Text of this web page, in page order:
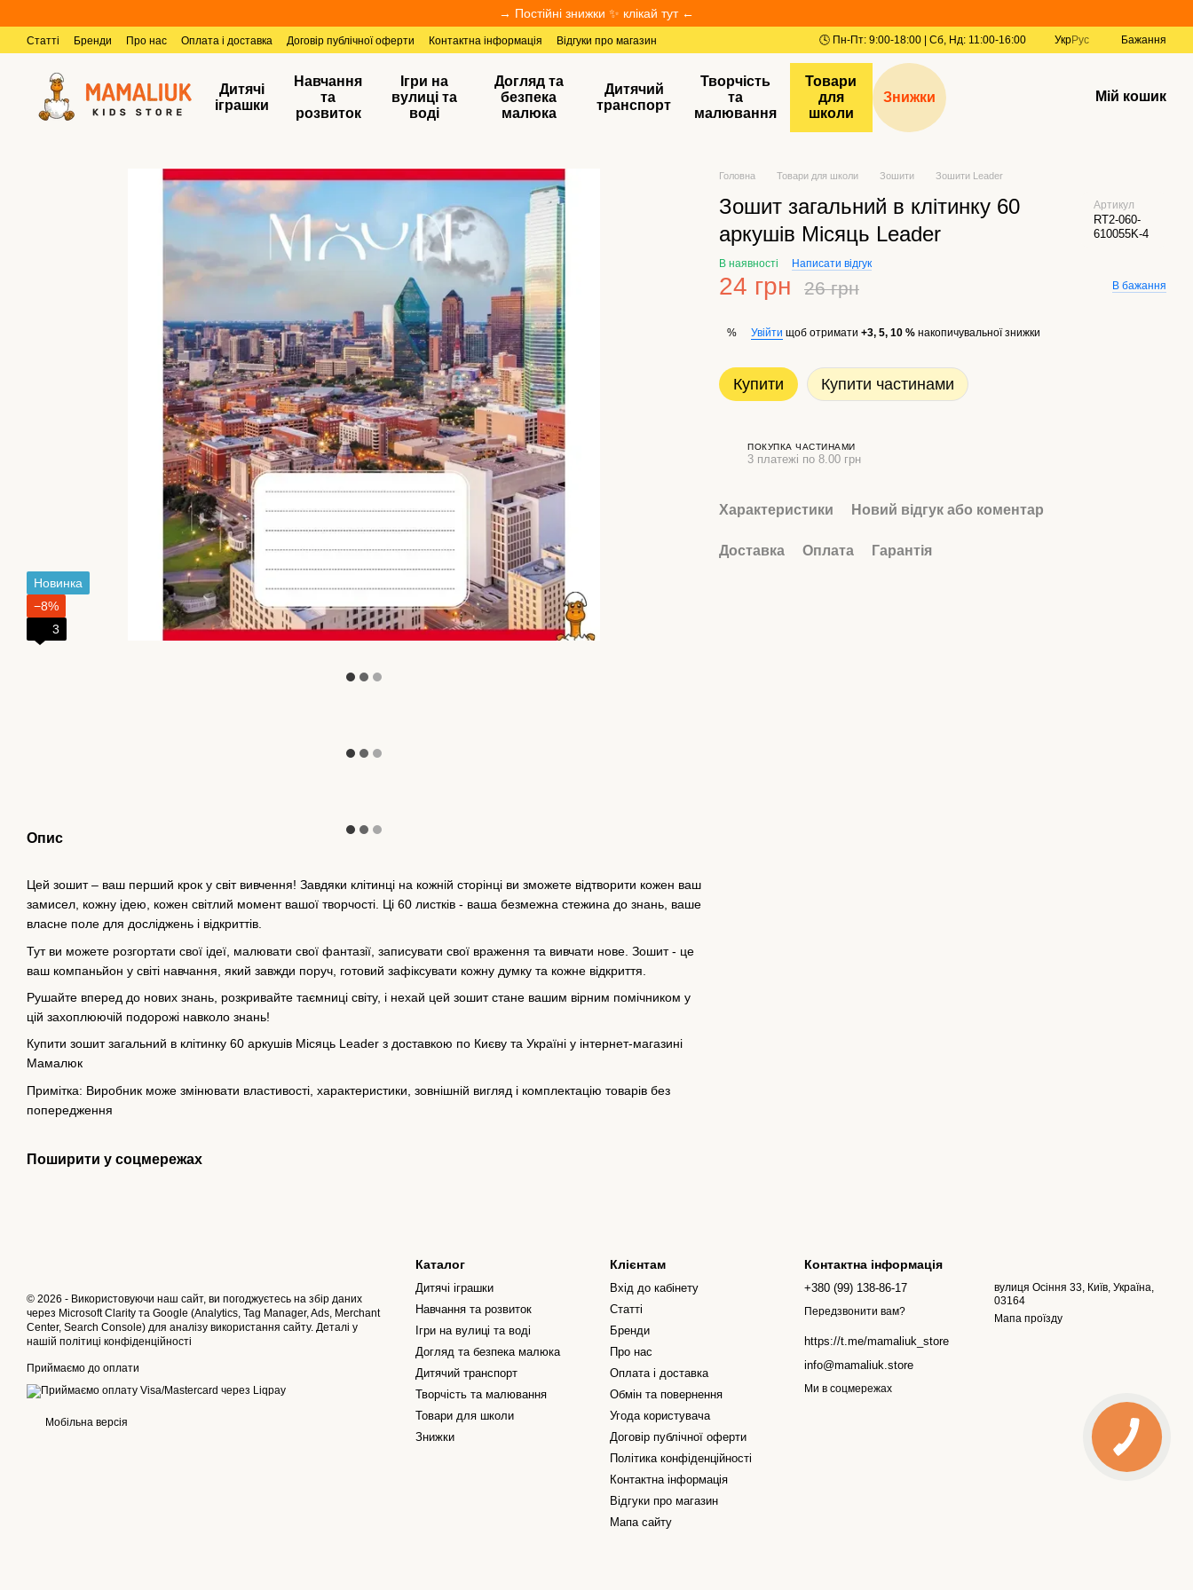
→ Постійні знижки ✨ клікай тут ←
Статті Бренди Про нас Оплата і доставка Договір публічної оферти Контактна інформація Відгуки про магазин УкрРус Бажання
Дитячі
іграшки
Навчання
та
розвиток
Ігри на
вулиці та
воді
Догляд та
безпека
малюка
Дитячий
транспорт
Творчість
та
малювання
Товари
для
школи
Знижки Мій кошик
Новинка
−8%
3
Опис
Цей зошит – ваш перший крок у світ вивчення! Завдяки клітинці на кожній сторінці ви зможете відтворити кожен ваш
замисел, кожну ідею, кожен світлий момент вашої творчості. Ці 60 листків - ваша безмежна стежина до знань, ваше
власне поле для досліджень і відкриттів.
Тут ви можете розгортати свої ідеї, малювати свої фантазії, записувати свої враження та вивчати нове. Зошит - це
ваш компаньйон у світі навчання, який завжди поруч, готовий зафіксувати кожну думку та кожне відкриття.
Рушайте вперед до нових знань, розкривайте таємниці світу, і нехай цей зошит стане вашим вірним помічником у
цій захоплюючій подорожі навколо знань!
Купити зошит загальний в клітинку 60 аркушів Місяць Leader з доставкою по Києву та Україні у інтернет-магазині
Мамалюк
Примітка: Виробник може змінювати властивості, характеристики, зовнішній вигляд і комплектацію товарів без
попередження
Поширити у соцмережах
Головна Товари для школи Зошити Зошити Leader
Зошит загальний в клітинку 60
аркушів Місяць Leader
Артикул
RT2-060-
610055K-4
В наявності Написати відгук
24 грн 26 грн В бажання
% Увійти щоб отримати+3, 5, 10 % накопичувальної знижки
Купити Купити частинами
ПОКУПКА ЧАСТИНАМИ
3 платежі по 8.00 грн
Характеристики Новий відгук або коментар
Доставка Оплата Гарантія
© 2026 - Використовуючи наш сайт, ви погоджуєтесь на збір даних
через Microsoft Clarity та Google (Analytics, Tag Manager, Ads, Merchant
Center, Search Console) для аналізу використання сайту. Деталі у
нашій політиці конфіденційності
Приймаємо до оплати
Мобільна версія
Каталог
Дитячі іграшки
Навчання та розвиток
Ігри на вулиці та воді
Догляд та безпека малюка
Дитячий транспорт
Творчість та малювання
Товари для школи
Знижки
Клієнтам
Вхід до кабінету
Статті
Бренди
Про нас
Оплата і доставка
Обмін та повернення
Угода користувача
Договір публічної оферти
Політика конфіденційності
Контактна інформація
Відгуки про магазин
Мапа сайту
Контактна інформація
+380 (99) 138-86-17
Передзвонити вам?
https://t.me/mamaliuk_store
info@mamaliuk.store
вулиця Осіння 33, Київ, Україна,
03164
Мапа проїзду
Ми в соцмережах